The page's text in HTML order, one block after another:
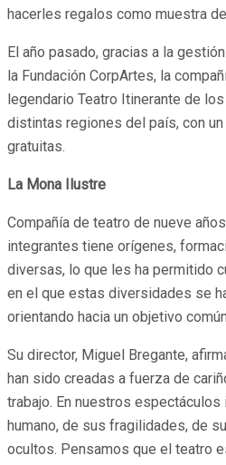
hacerles regalos como muestra
El año pasado, gracias a la
la Fundación CorpArtes, la
legendario Teatro Itinerante de
distintas regiones del país, con
gratuitas.
La Mona Ilustre
Compañía de teatro de nueve
integrantes tiene orígenes,
diversas, lo que les ha permitido
en el que estas diversidades se
orientando hacia un objetivo
Su director, Miguel Bregante,
han sido creadas a fuerza de
trabajo. En nuestros
humano, de sus fragilidades, de
ocultos. Pensamos que el teatro